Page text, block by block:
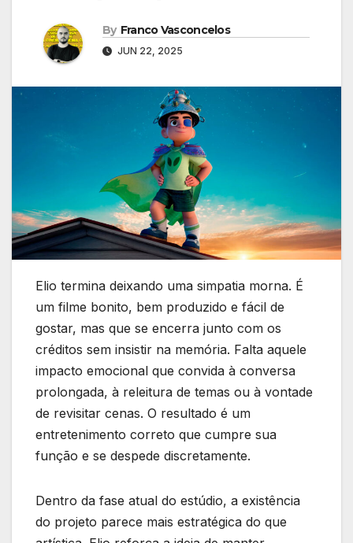
By Franco Vasconcelos
JUN 22, 2025
Elio termina deixando uma simpatia morna. É
um filme bonito, bem produzido e fácil de
gostar, mas que se encerra junto com os
créditos sem insistir na memória. Falta aquele
impacto emocional que convida à conversa
prolongada, à releitura de temas ou à vontade
de revisitar cenas. O resultado é um
entretenimento correto que cumpre sua
função e se despede discretamente.
Dentro da fase atual do estúdio, a existência
do projeto parece mais estratégica do que